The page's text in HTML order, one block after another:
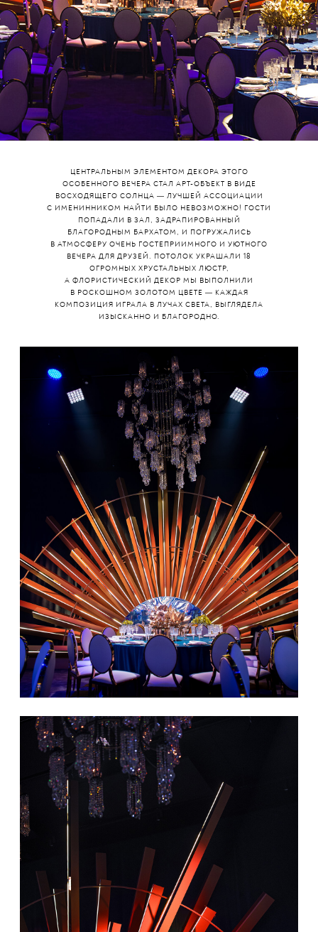
ЦЕНТРАЛЬНЫМ ЭЛЕМЕНТОМ ДЕКОРА ЭТОГО
ОСОБЕННОГО ВЕЧЕРА СТАЛ АРТ-ОБЪЕКТ В ВИДЕ
ВОСХОДЯЩЕГО СОЛНЦА — ЛУЧШЕЙ АССОЦИАЦИИ
С ИМЕНИННИКОМ НАЙТИ БЫЛО НЕВОЗМОЖНО! ГОСТИ
ПОПАДАЛИ В ЗАЛ, ЗАДРАПИРОВАННЫЙ
БЛАГОРОДНЫМ БАРХАТОМ, И ПОГРУЖАЛИСЬ
В АТМОСФЕРУ ОЧЕНЬ ГОСТЕПРИИМНОГО И УЮТНОГО
ВЕЧЕРА ДЛЯ ДРУЗЕЙ. ПОТОЛОК УКРАШАЛИ 18
ОГРОМНЫХ ХРУСТАЛЬНЫХ ЛЮСТР,
А ФЛОРИСТИЧЕСКИЙ ДЕКОР МЫ ВЫПОЛНИЛИ
В РОСКОШНОМ ЗОЛОТОМ ЦВЕТЕ — КАЖДАЯ
КОМПОЗИЦИЯ ИГРАЛА В ЛУЧАХ СВЕТА, ВЫГЛЯДЕЛА
ИЗЫСКАННО И БЛАГОРОДНО.